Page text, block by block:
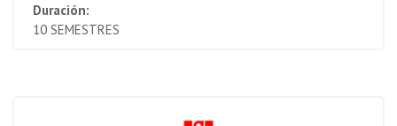
Duración:
10 SEMESTRES